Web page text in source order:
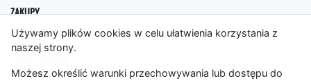
Używamy plików cookies w celu ułatwienia korzystania z
naszej strony.
Możesz określić warunki przechowywania lub dostępu do
ZAKUPY
Formy płatności
Koszty wysyłki
Regulamin